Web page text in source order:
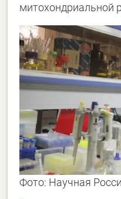
митохондриальной
Фото: Научная